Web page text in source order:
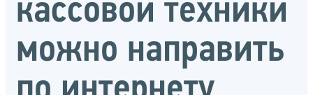
кассовой техники
можно направить